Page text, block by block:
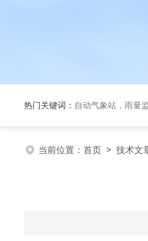
热门关键词： 自动气象站，雨量
当前位置： 首页 > 技术文